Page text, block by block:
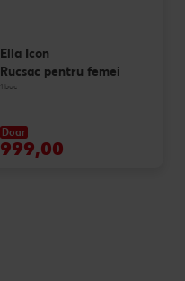
Ella Icon
Rucsac pentru femei
1 buc
Doar
999,00